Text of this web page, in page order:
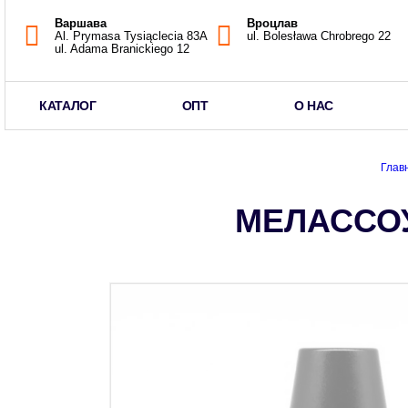
Варшава
Al. Prymasa Tysiąclecia 83A
ul. Adama Branickiego 12
Вроцлав
ul. Bolesława Chrobrego 22
КАТАЛОГ ОПТ О НАС